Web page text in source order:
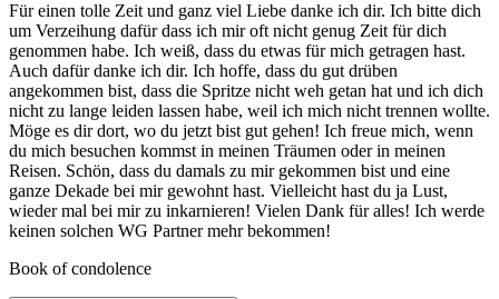
Für einen tolle Zeit und ganz viel Liebe danke ich dir. Ich bitte dich
um Verzeihung dafür dass ich mir oft nicht genug Zeit für dich
genommen habe. Ich weiß, dass du etwas für mich getragen hast.
Auch dafür danke ich dir. Ich hoffe, dass du gut drüben
angekommen bist, dass die Spritze nicht weh getan hat und ich dich
nicht zu lange leiden lassen habe, weil ich mich nicht trennen wollte.
Möge es dir dort, wo du jetzt bist gut gehen! Ich freue mich, wenn
du mich besuchen kommst in meinen Träumen oder in meinen
Reisen. Schön, dass du damals zu mir gekommen bist und eine
ganze Dekade bei mir gewohnt hast. Vielleicht hast du ja Lust,
wieder mal bei mir zu inkarnieren! Vielen Dank für alles! Ich werde
keinen solchen WG Partner mehr bekommen!
Book of condolence